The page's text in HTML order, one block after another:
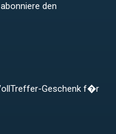
den
Geschenk f�r